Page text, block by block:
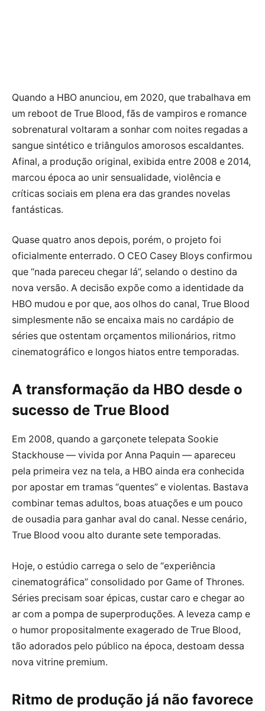
Quando a HBO anunciou, em 2020, que trabalhava em
um reboot de True Blood, fãs de vampiros e romance
sobrenatural voltaram a sonhar com noites regadas a
sangue sintético e triângulos amorosos escaldantes.
Afinal, a produção original, exibida entre 2008 e 2014,
marcou época ao unir sensualidade, violência e
críticas sociais em plena era das grandes novelas
fantásticas.
Quase quatro anos depois, porém, o projeto foi
oficialmente enterrado. O CEO Casey Bloys confirmou
que “nada pareceu chegar lá”, selando o destino da
nova versão. A decisão expõe como a identidade da
HBO mudou e por que, aos olhos do canal, True Blood
simplesmente não se encaixa mais no cardápio de
séries que ostentam orçamentos milionários, ritmo
cinematográfico e longos hiatos entre temporadas.
A transformação da HBO desde o
sucesso de True Blood
Em 2008, quando a garçonete telepata Sookie
Stackhouse — vivida por Anna Paquin — apareceu
pela primeira vez na tela, a HBO ainda era conhecida
por apostar em tramas “quentes” e violentas. Bastava
combinar temas adultos, boas atuações e um pouco
de ousadia para ganhar aval do canal. Nesse cenário,
True Blood voou alto durante sete temporadas.
Hoje, o estúdio carrega o selo de “experiência
cinematográfica” consolidado por Game of Thrones.
Séries precisam soar épicas, custar caro e chegar ao
ar com a pompa de superproduções. A leveza camp e
o humor propositalmente exagerado de True Blood,
tão adorados pelo público na época, destoam dessa
nova vitrine premium.
Ritmo de produção já não favorece